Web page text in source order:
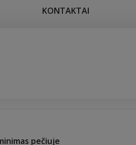
KONTAKTAI
pečiuje